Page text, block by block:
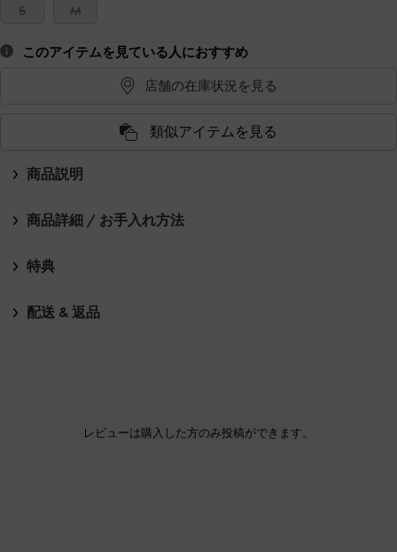
S M
このアイテムを見ている人におすすめ
店舗の在庫状況を見る
類似アイテムを見る
商品説明
商品詳細 / お手入れ方法
特典
配送 & 返品
レビューは購入した方のみ投稿ができます。